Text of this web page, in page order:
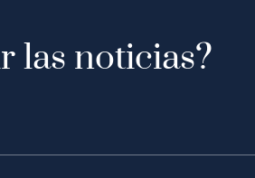
las noticias?